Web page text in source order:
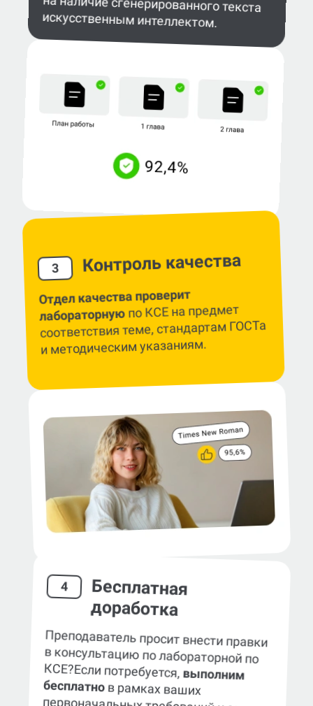
искусственным интеллектом.
3 Контроль качества
Отдел качества проверит
лабораторнуюпо КСЕ на предмет
соответствия теме, стандартам ГОСТа
и методическим указаниям.
4 Бесплатная
доработка
Преподаватель просит внести правки
в консультацию по лабораторной по
КСЕ?Если потребуется,выполним
бесплатнов рамках ваших